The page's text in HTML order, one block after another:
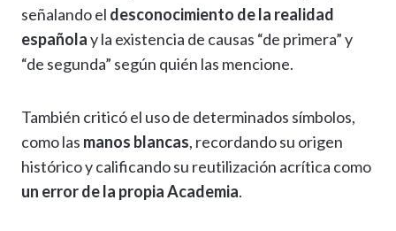
señalando el desconocimiento de la realidad
españolay la existencia de causas “de primera” y
“de segunda” según quién las mencione.
También criticó el uso de determinados símbolos,
como las manos blancas, recordando su origen
histórico y calificando su reutilización acrítica como
un error de la propia Academia.